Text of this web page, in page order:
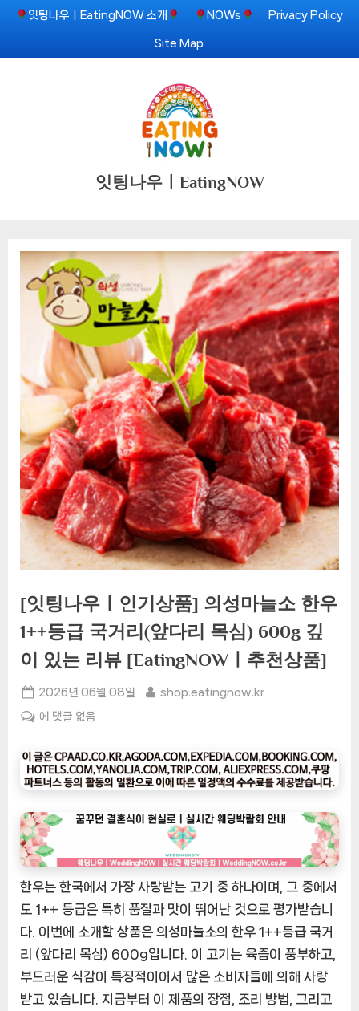
Skip
content
잇팅나우ㅣEatingNOW 소개 NOWs Privacy Policy
Site Map
잇팅나우ㅣEatingNOW
[잇팅나우ㅣ인기상품] 의성마늘소 한우
1++등급 국거리(앞다리 목심) 600g 깊
이 있는 리뷰 [EatingNOWㅣ추천상품]
Posted
on
2026년 06월 08일 By
shop.eatingnow.kr
[잇
나
우
ㅣ
인
기
상
품]
의
성
마
늘
소
한
우
에 댓글 없음
한우는 한국에서 가장 사랑받는 고기 중 하나이며, 그 중에서
도 1++ 등급은 특히 품질과 맛이 뛰어난 것으로 평가받습니
다. 이번에 소개할 상품은 의성마늘소의 한우 1++등급 국거
리 (앞다리 목심) 600g입니다. 이 고기는 육즙이 풍부하고,
부드러운 식감이 특징적이어서 많은 소비자들에 의해 사랑
받고 있습니다. 지금부터 이 제품의 장점, 조리 방법, 그리고